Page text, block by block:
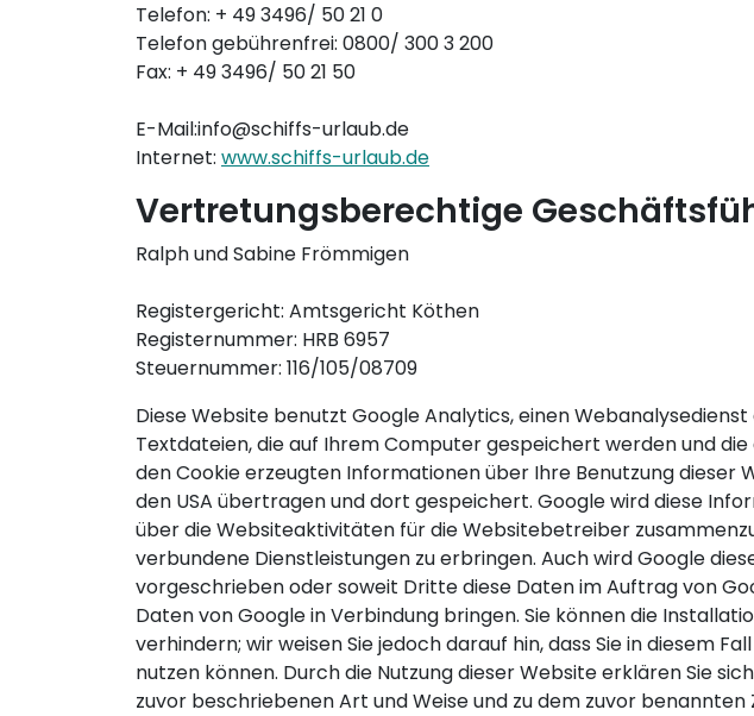
Telefon: + 49 3496/ 50 21 0
Telefon gebührenfrei: 0800/ 300 3 200
Fax: + 49 3496/ 50 21 50
E-Mail:info@schiffs-urlaub.de
Internet: www.schiffs-urlaub.de
Vertretungsberechtige
Ralph und Sabine Frömmigen
Registergericht: Amtsgericht Köthen
Registernummer: HRB 6957
Steuernummer: 116/105/08709
Diese Website benutzt Google Analytics, einen
Textdateien, die auf Ihrem Computer gespeichert werden und
den Cookie erzeugten Informationen über Ihre Benutzung dieser
den USA übertragen und dort gespeichert. Google wird diese
über die Websiteaktivitäten für die Websitebetreiber
verbundene Dienstleistungen zu erbringen. Auch wird Google
vorgeschrieben oder soweit Dritte diese Daten im Auftrag von
Daten von Google in Verbindung bringen. Sie können die
verhindern; wir weisen Sie jedoch darauf hin, dass Sie in diesem
nutzen können. Durch die Nutzung dieser Website erklären Sie
zuvor beschriebenen Art und Weise und zu dem zuvor